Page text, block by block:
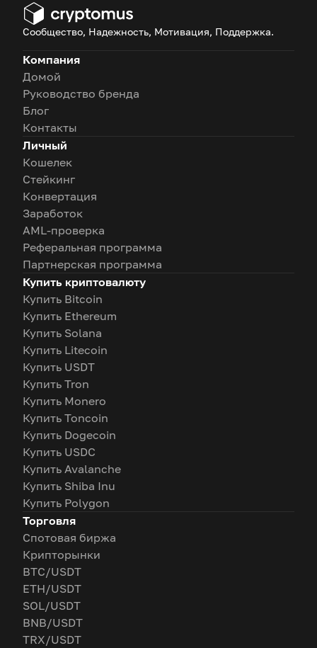
Сообщество, Надежность, Мотивация, Поддержка.
Компания
Домой
Руководство бренда
Блог
Контакты
Личный
Кошелек
Стейкинг
Конвертация
Заработок
AML-проверка
Реферальная программа
Партнерская программа
Купить криптовалюту
Купить Bitcoin
Купить Ethereum
Купить Solana
Купить Litecoin
Купить USDT
Купить Tron
Купить Monero
Купить Toncoin
Купить Dogecoin
Купить USDC
Купить Avalanche
Купить Shiba Inu
Купить Polygon
Торговля
Спотовая биржа
Крипторынки
BTC/USDT
ETH/USDT
SOL/USDT
BNB/USDT
TRX/USDT